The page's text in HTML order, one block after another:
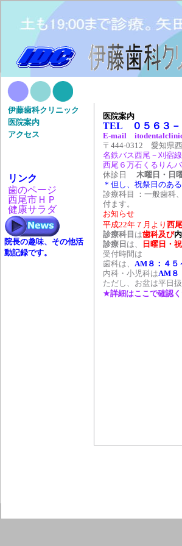
伊藤歯科クリニック
医院案内
アクセス
リンク
歯のページ
西尾市ＨＰ
健康サラダ
院長の趣味、その他活
動記録です。
医院案内
TEL ０５６３－
E-mail
〒444-0312 愛知県
名鉄バス西尾－刈宿線
西尾６万石くるりん
休診日 木曜日・日
＊但し、祝祭日のあ
診療科目 ：一般歯科
付ます。
お知らせ
平成22年７月より 西
診療科目 は歯科及び
診療日 は、 日曜日・
受付時間は
歯科は、 AM８：４５
内科・小児科はAM８
ただし、お盆は平日
★詳細はここで確認